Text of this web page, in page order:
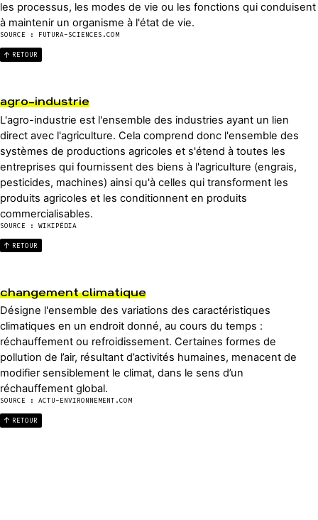
les processus, les modes de vie ou les fonctions qui conduisent
à maintenir un organisme à l'état de vie.
SOURCE : FUTURA-SCIENCES.COM
RETOUR
agro-industrie
L'agro-industrie est l'ensemble des industries ayant un lien
direct avec l'agriculture. Cela comprend donc l'ensemble des
systèmes de productions agricoles et s'étend à toutes les
entreprises qui fournissent des biens à l'agriculture (engrais,
pesticides, machines) ainsi qu'à celles qui transforment les
produits agricoles et les conditionnent en produits
commercialisables.
SOURCE : WIKIPÉDIA
RETOUR
changement climatique
Désigne l'ensemble des variations des caractéristiques
climatiques en un endroit donné, au cours du temps :
réchauffement ou refroidissement. Certaines formes de
pollution de l’air, résultant d’activités humaines, menacent de
modifier sensiblement le climat, dans le sens d’un
réchauffement global.
SOURCE : ACTU-ENVIRONNEMENT.COM
RETOUR